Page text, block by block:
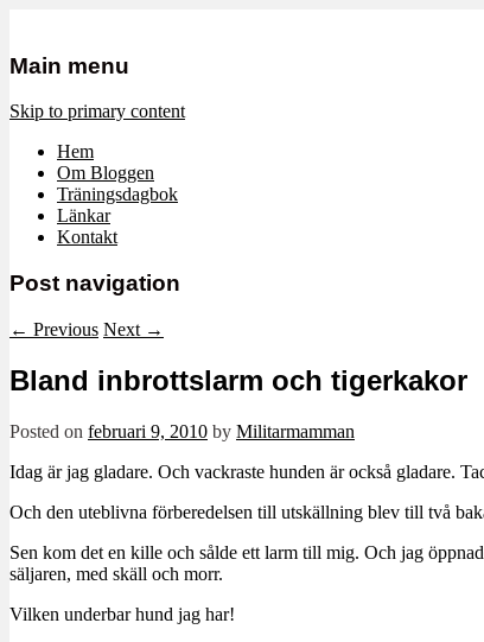
Militärmamman
Mamma, militär och märkbart
Main menu
Skip to primary content
Hem
Om Bloggen
Träningsdagbok
Länkar
Kontakt
Post navigation
← Previous Next →
Bland inbrottslarm och tigerkakor
Posted on februari 9, 2010 by Militarmamman
Idag är jag gladare. Och vackraste hunden är också gladare.
Och den uteblivna förberedelsen till utskällning blev till två
Sen kom det en kille och sålde ett larm till mig. Och jag
säljaren, med skäll och morr.
Vilken underbar hund jag har!